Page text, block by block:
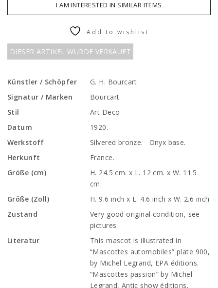
I AM INTERESTED IN SIMILAR ITEMS
DIESER ARTIKEL WURDE VERKAUFT
Add to wishlist
Künstler / Schöpfer
G. H. Bourcart
Signatur / Marken
Bourcart
Stil
Art Deco
Datum
1920.
Werkstoff
Silvered bronze. Onyx base.
Herkunft
France.
Größe (cm)
H. 24.5 cm. x L. 12 cm. x W. 11.5
cm.
Größe (Zoll)
H. 9.6 inch x L. 4.6 inch x W. 2.6 inch
Zustand
Very good original condition, see
pictures.
Literatur
This mascot is illustrated in
“Mascottes automobiles” plate 900,
by Michel Legrand, EPA éditions.
“Mascottes passion” by Michel
Legrand, Antic show éditions.